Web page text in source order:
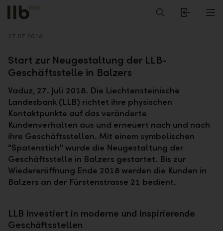
Alerts.Headline
Zurück
27.07.2018
Start zur Neugestaltung der LLB-
Geschäftsstelle in Balzers
Vaduz, 27. Juli 2018. Die Liechtensteinische
Landesbank (LLB) richtet ihre physischen
Kontaktpunkte auf das veränderte
Kundenverhalten aus und erneuert nach und nach
ihre Geschäftsstellen. Mit einem symbolischen
"Spatenstich" wurde die Neugestaltung der
Geschäftsstelle in Balzers gestartet. Bis zur
Wiedereröffnung Ende 2018 werden die Kunden in
Balzers an der Fürstenstrasse 21 bedient.
LLB investiert in moderne und inspirierende
Geschäftsstellen